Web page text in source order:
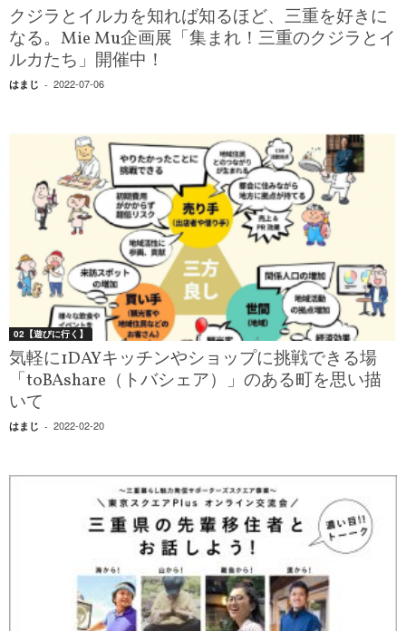
クジラとイルカを知れば知るほど、三重を好きに
なる。Mie Mu企画展「集まれ！三重のクジラとイ
ルカたち」開催中！
はまじ - 2022-07-06
02【遊びに行く】
気軽に1DAYキッチンやショップに挑戦できる場
「toBAshare（トバシェア）」のある町を思い描
いて
はまじ - 2022-02-20